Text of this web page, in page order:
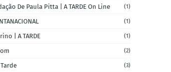
De Paula Pitta | A TARDE On Line (1)
(1)
| A TARDE (1)
(2)
(3)